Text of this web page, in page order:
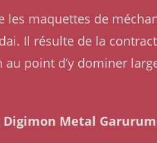
les maquettes de
Il résulte de la
point d’y dominer
Digimon Metal